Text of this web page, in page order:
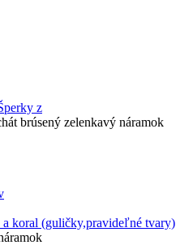
z
brúsený zelenkavý náramok
koral (guličky,pravideľné tvary)